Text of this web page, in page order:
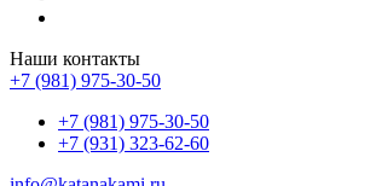
Наши контакты
+7 (981) 975-30-50
+7 (981) 975-30-50
+7 (931) 323-62-60